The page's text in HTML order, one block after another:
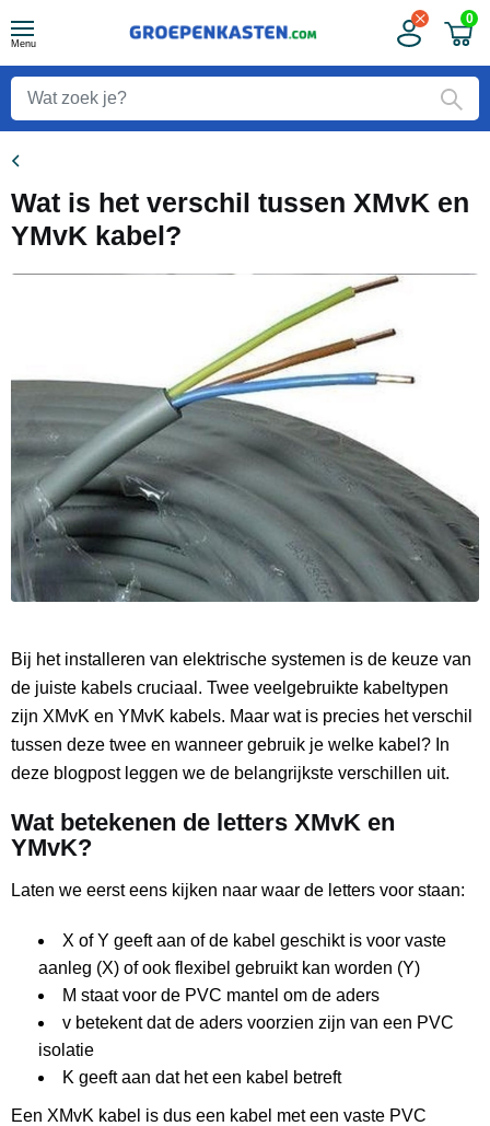
Menu
0
Wat is het verschil tussen XMvK en
YMvK kabel?
Bij het installeren van elektrische systemen is de keuze van
de juiste kabels cruciaal. Twee veelgebruikte kabeltypen
zijn XMvK en YMvK kabels. Maar wat is precies het verschil
tussen deze twee en wanneer gebruik je welke kabel? In
deze blogpost leggen we de belangrijkste verschillen uit.
Wat betekenen de letters XMvK en
YMvK?
Laten we eerst eens kijken naar waar de letters voor staan:
X of Y geeft aan of de kabel geschikt is voor vaste
aanleg (X) of ook flexibel gebruikt kan worden (Y)
M staat voor de PVC mantel om de aders
v betekent dat de aders voorzien zijn van een PVC
isolatie
K geeft aan dat het een kabel betreft
Een XMvK kabel is dus een kabel met een vaste PVC